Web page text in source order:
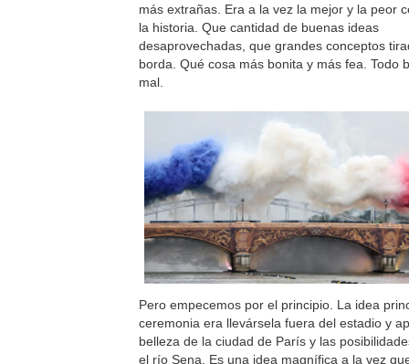
más extrañas. Era a la vez la mejor y la peor
la historia. Que cantidad de buenas ideas
desaprovechadas, que grandes conceptos
borda. Qué cosa más bonita y más fea. Todo
mal.
Pero empecemos por el principio. La idea
ceremonia era llevársela fuera del estadio y
belleza de la ciudad de París y las
el río Sena. Es una idea magnífica a la vez